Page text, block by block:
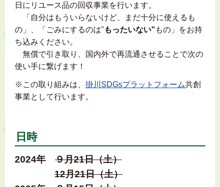
日にリユース品の回収事業を行います。
「自分はもういらないけど、まだ十分に使えるも
の」、「ごみにするのは" もったいない" もの」をお持
ち込みください。
無償で引き取り、国内外で再流通させることで次の
使い手に繋げます！
※この取り組みは、 掛川SDGsプラットフォーム共創
事業として行います。
日時
2024年 ９月21日（土）
12月21日（土）